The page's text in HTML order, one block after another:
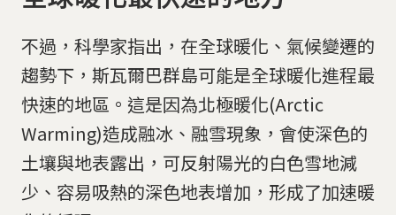
不過，科學家指出，在全球暖化、氣候變遷的
趨勢下，斯瓦爾巴群島可能是全球暖化進程最
快速的地區。這是因為北極暖化(Arctic
Warming)造成融冰、融雪現象，會使深色的
土壤與地表露出，可反射陽光的白色雪地減
少、容易吸熱的深色地表增加，形成了加速暖